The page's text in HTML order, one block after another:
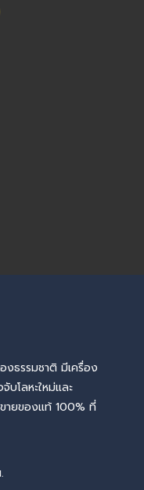
งธรรมชาติ มีเครื่อง
บโลหะใหม่และ
ายของแท้ 100% ที่